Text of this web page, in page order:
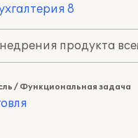
8
продукта
/ Функциональная задача